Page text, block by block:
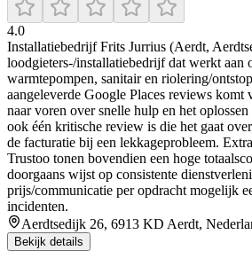
4.0
Installatiebedrijf Frits Jurrius (Aerdt,
loodgieters-/installatiebedrijf dat werkt aan
warmtepompen, sanitair en riolering/
aangeleverde Google Places reviews komt
naar voren over snelle hulp en het
ook één kritische review is die het gaat
de facturatie bij een lekkageprobleem.
Trustoo tonen bovendien een hoge
doorgaans wijst op consistente
prijs/communicatie per opdracht mogelijk
incidenten.
Aerdtsedijk 26, 6913 KD Aerdt,
Bekijk details